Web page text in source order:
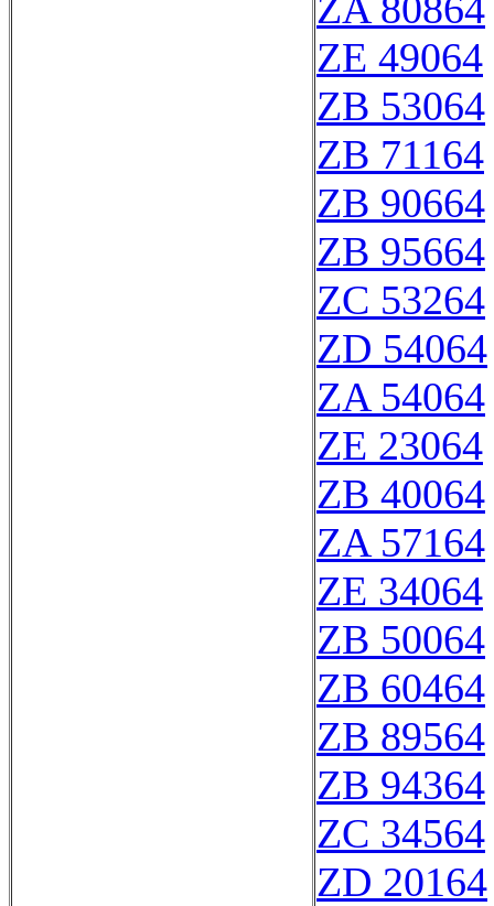
ZE 49064
ZB 53064
ZB 71164
ZB 90664
ZB 95664
ZC 53264
ZD 54064
ZA 54064
ZE 23064
ZB 40064
ZA 57164
ZE 34064
ZB 50064
ZB 60464
ZB 89564
ZB 94364
ZC 34564
ZD 20164